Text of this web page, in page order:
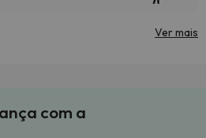
Ver mais
com a